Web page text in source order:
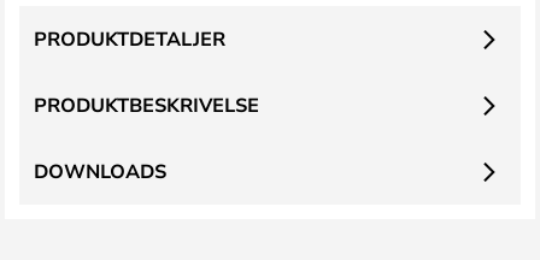
PRODUKTBESKRIVELSE
PRODUKTDETALJER
DOWNLOADS